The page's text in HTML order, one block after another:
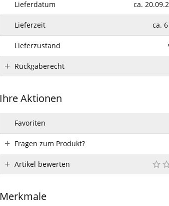
Lieferdatum ca.
Lieferzeit ca.
Lieferzustand
Rückgaberecht
Ihre Aktionen
Favoriten
Fragen zum Produkt?
Artikel bewerten
Merkmale